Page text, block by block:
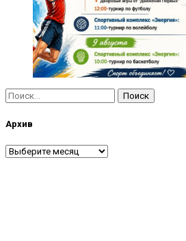
Найти:
Архив
Архив